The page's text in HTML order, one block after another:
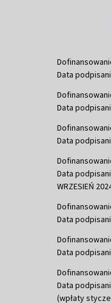
Data
Data
Data
Data
WRZESIEŃ
Data
Data
Data
(wpłaty